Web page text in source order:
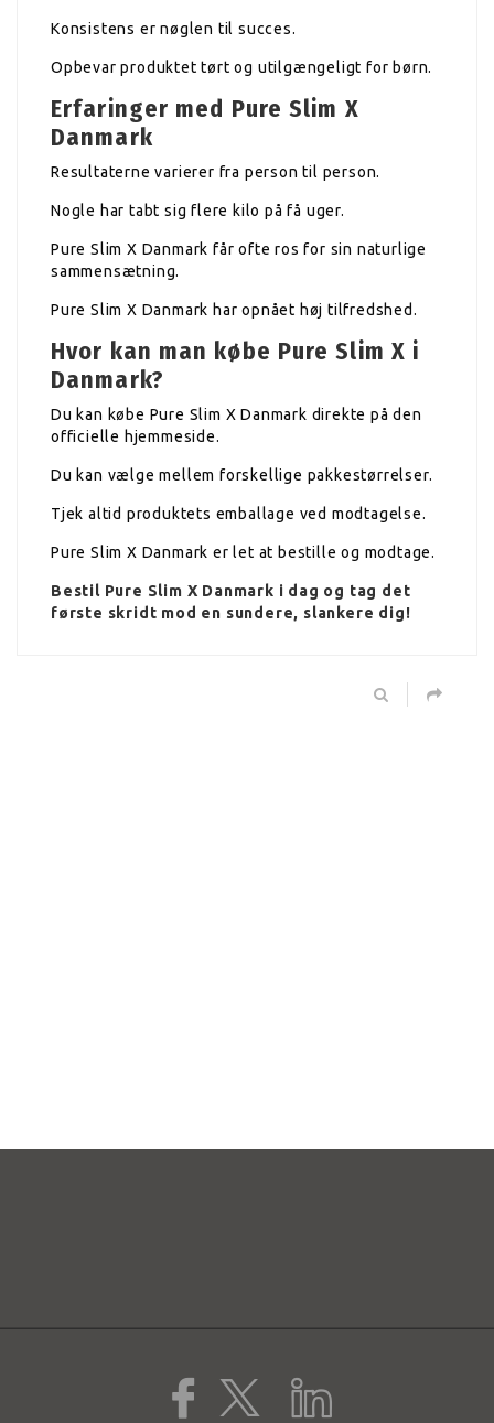
Konsistens er nøglen til succes.
Opbevar produktet tørt og utilgængeligt for børn.
Erfaringer med Pure Slim X
Danmark
Resultaterne varierer fra person til person.
Nogle har tabt sig flere kilo på få uger.
Pure Slim X Danmark får ofte ros for sin naturlige
sammensætning.
Pure Slim X Danmark har opnået høj tilfredshed.
Hvor kan man købe Pure Slim X i
Danmark?
Du kan købe Pure Slim X Danmark direkte på den
officielle hjemmeside.
Du kan vælge mellem forskellige pakkestørrelser.
Tjek altid produktets emballage ved modtagelse.
Pure Slim X Danmark er let at bestille og modtage.
Bestil Pure Slim X Danmark i dag og tag det
første skridt mod en sundere, slankere dig!